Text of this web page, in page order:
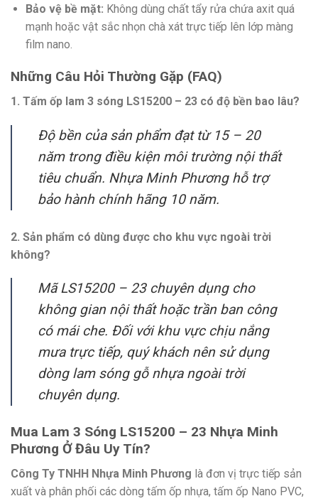
Bảo vệ bề mặt: Không dùng chất tẩy rửa chứa axit quá
mạnh hoặc vật sắc nhọn chà xát trực tiếp lên lớp màng
film nano.
Những Câu Hỏi Thường Gặp (FAQ)
1. Tấm ốp lam 3 sóng LS15200 – 23 có độ bền bao lâu?
Độ bền của sản phẩm đạt từ 15 – 20
năm trong điều kiện môi trường nội thất
tiêu chuẩn. Nhựa Minh Phương hỗ trợ
bảo hành chính hãng 10 năm.
2. Sản phẩm có dùng được cho khu vực ngoài trời
không?
Mã LS15200 – 23 chuyên dụng cho
không gian nội thất hoặc trần ban công
có mái che. Đối với khu vực chịu nắng
mưa trực tiếp, quý khách nên sử dụng
dòng lam sóng gỗ nhựa ngoài trời
chuyên dụng.
Mua Lam 3 Sóng LS15200 – 23 Nhựa Minh
Phương Ở Đâu Uy Tín?
Công Ty TNHH Nhựa Minh Phương là đơn vị trực tiếp sản
xuất và phân phối các dòng tấm ốp nhựa, tấm ốp Nano PVC,